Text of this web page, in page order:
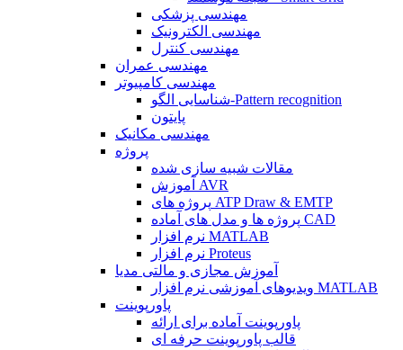
مهندسی پزشکی
مهندسی الکترونیک
مهندسی کنترل
مهندسی عمران
مهندسی کامپیوتر
شناسایی الگو-Pattern recognition
پایتون
مهندسی مکانیک
پروژه
مقالات شبیه سازی شده
آموزش AVR
پروژه های ATP Draw & EMTP
پروژه ها و مدل های آماده CAD
نرم افزار MATLAB
نرم افزار Proteus
آموزش مجازی و مالتی مدیا
ویدیوهای آموزشی نرم افزار MATLAB
پاورپوینت
پاورپوینت آماده برای ارائه
قالب پاورپوینت حرفه ای